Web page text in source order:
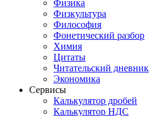
Физика
Физкультура
Философия
Фонетический разбор
Химия
Цитаты
Читательский дневник
Экономика
Сервисы
Калькулятор дробей
Калькулятор НДС